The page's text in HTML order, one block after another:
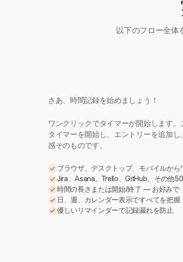
以下のフロー全体
さあ、時間記録を始めましょう！
ワンクリックでタイマーが開始します。
タイマーを開始し、エントリーを追加
感そのものです。
ブラウザ、デスクトップ、モバイルから
Jira、Asana、Trello、GitHub、その他
時間の長さまたは開始/終了 — お好みで
日、週、カレンダー表示ですべてを把握
優しいリマインダーで記録漏れを防止